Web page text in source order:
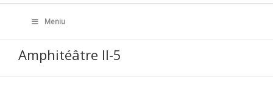
for:
Meniu
Amphitéâtre II-5